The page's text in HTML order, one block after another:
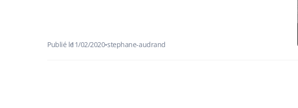
Publié le11/02/2020•stephane-audrand